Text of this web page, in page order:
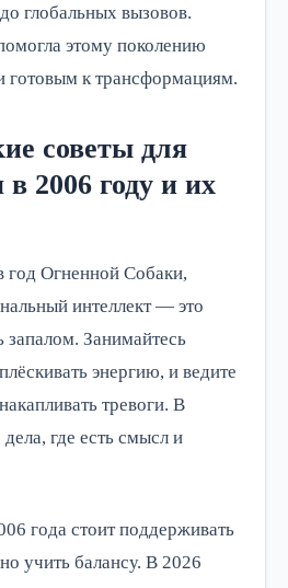
глобальных вызовов.
этому поколению
готовым к трансформациям.
советы для
2006 году и их
год Огненной Собаки,
интеллект — это
запалом. Занимайтесь
энергию, и ведите
тревоги. В
где есть смысл и
года стоит поддерживать
учить балансу. В 2026